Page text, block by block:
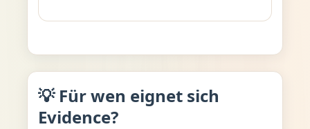
💡 Für wen eignet sich
Evidence?